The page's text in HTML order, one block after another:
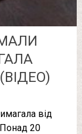
від
Понад 20